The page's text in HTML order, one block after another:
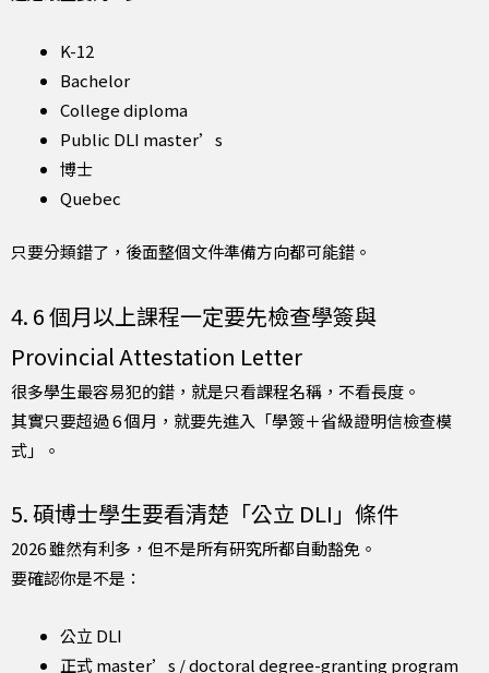
K-12
Bachelor
College diploma
Public DLI master’s
博士
Quebec
只要分類錯了，後面整個文件準備方向都可能錯。
4. 6 個月以上課程一定要先檢查學簽與
Provincial Attestation Letter
很多學生最容易犯的錯，就是只看課程名稱，不看長度。
其實只要超過 6 個月，就要先進入「學簽＋省級證明信檢查模
式」。
5. 碩博士學生要看清楚「公立 DLI」條件
2026 雖然有利多，但不是所有研究所都自動豁免。
要確認你是不是：
公立 DLI
正式 master’s / doctoral degree-granting program